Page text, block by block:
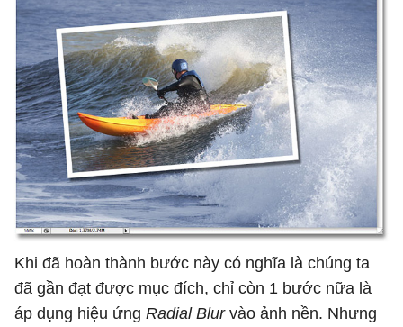
Khi đã hoàn thành bước này có nghĩa là chúng ta
đã gần đạt được mục đích, chỉ còn 1 bước nữa là
áp dụng hiệu ứng Radial Blur vào ảnh nền. Nhưng